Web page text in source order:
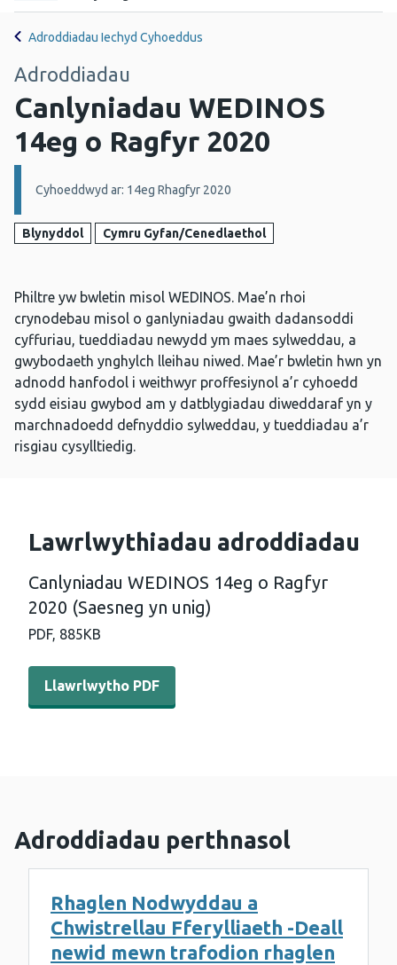
Adroddiadau Iechyd Cyhoeddus
Adroddiadau
Canlyniadau WEDINOS
14eg o Ragfyr 2020
Manylion:
Cyhoeddwyd ar: 14eg Rhagfyr 2020
Blynyddol Cymru Gyfan/Cenedlaethol
Philtre yw bwletin misol WEDINOS. Mae’n rhoi
crynodebau misol o ganlyniadau gwaith dadansoddi
cyffuriau, tueddiadau newydd ym maes sylweddau, a
gwybodaeth ynghylch lleihau niwed. Mae’r bwletin hwn yn
adnodd hanfodol i weithwyr proffesiynol a’r cyhoedd
sydd eisiau gwybod am y datblygiadau diweddaraf yn y
marchnadoedd defnyddio sylweddau, y tueddiadau a’r
risgiau cysylltiedig.
Lawrlwythiadau adroddiadau
Canlyniadau WEDINOS 14eg o Ragfyr
2020 (Saesneg yn unig)
PDF, 885KB
Llawrlwytho PDF - Canlyniadau WEDINOS 14eg o
Llawrlwytho PDF
Adroddiadau perthnasol
Rhaglen Nodwyddau a
Chwistrellau Fferylliaeth -Deall
newid mewn trafodion rhaglen